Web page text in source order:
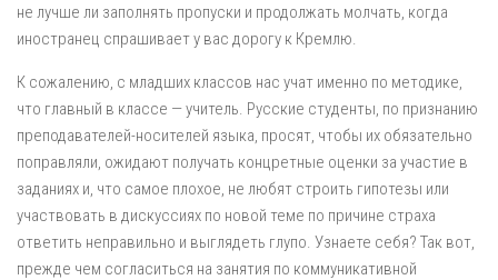
не лучше ли заполнять пропуски и продолжать молчать, когда
иностранец спрашивает у вас дорогу к Кремлю.
К сожалению, с младших классов нас учат именно по методике,
что главный в классе — учитель. Русские студенты, по признанию
преподавателей-носителей языка, просят, чтобы их обязательно
поправляли, ожидают получать концретные оценки за участие в
заданиях и, что самое плохое, не любят строить гипотезы или
участвовать в дискуссиях по новой теме по причине страха
ответить неправильно и выглядеть глупо. Узнаете себя? Так вот,
прежде чем согласиться на занятия по коммуникативной